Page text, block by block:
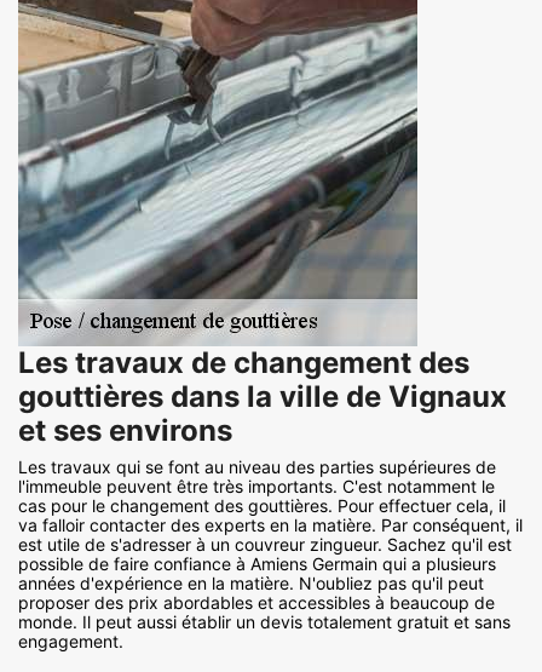
Les travaux de changement des
gouttières dans la ville de Vignaux
et ses environs
Les travaux qui se font au niveau des parties supérieures de
l'immeuble peuvent être très importants. C'est notamment le
cas pour le changement des gouttières. Pour effectuer cela, il
va falloir contacter des experts en la matière. Par conséquent, il
est utile de s'adresser à un couvreur zingueur. Sachez qu'il est
possible de faire confiance à Amiens Germain qui a plusieurs
années d'expérience en la matière. N'oubliez pas qu'il peut
proposer des prix abordables et accessibles à beaucoup de
monde. Il peut aussi établir un devis totalement gratuit et sans
engagement.